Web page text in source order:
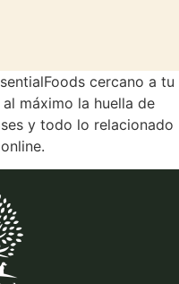
cercano a tu
máximo la huella de
y todo lo relacionado